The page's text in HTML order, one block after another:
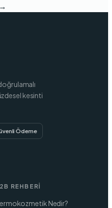
kesinti
Ödeme
REHBERI
Nedir?